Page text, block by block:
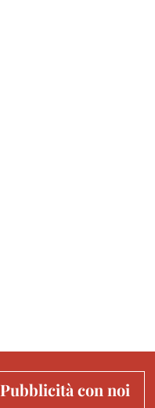
Pubblicità con noi